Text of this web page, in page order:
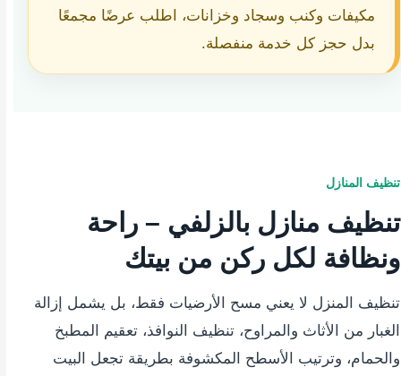
مكيفات وكنب وسجاد وخزانات، اطلب عرضًا مجمعًا
بدل حجز كل خدمة منفصلة.
تنظيف المنازل
تنظيف منازل بالزلفي – راحة
ونظافة لكل ركن من بيتك
تنظيف المنزل لا يعني مسح الأرضيات فقط، بل يشمل إزالة
الغبار من الأثاث والمراوح، تنظيف النوافذ، تعقيم المطبخ
والحمام، وترتيب الأسطح المكشوفة بطريقة تجعل البيت